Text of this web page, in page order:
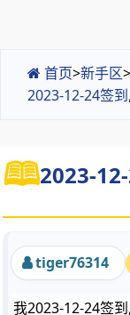
首页>新手区>
2023-12-24签到
2023-
tiger76314
我2023-12-24签